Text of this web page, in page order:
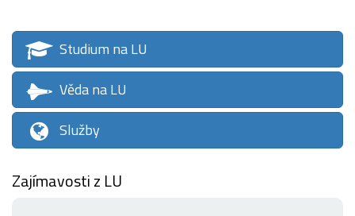
Studium na LU
Věda na LU
Služby
Zajímavosti z LU